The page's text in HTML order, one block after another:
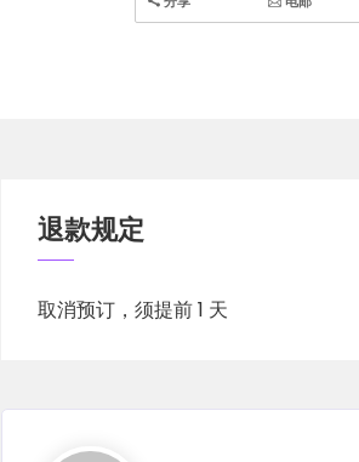
退款规定
取消预订，须提前 1 天